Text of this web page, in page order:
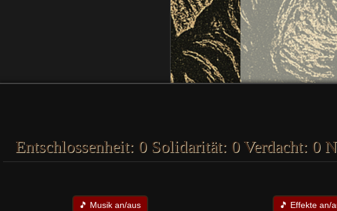
Entschlossenheit: 0 Solidarität: 0 Verdacht: 0
🎵 Musik an/aus
🎵 Effekte an/